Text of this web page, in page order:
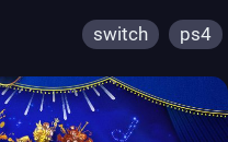
switch ps4